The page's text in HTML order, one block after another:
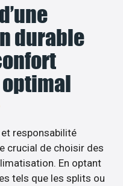
durable
responsabilité
crucial de choisir des
En optant
tels que les splits ou